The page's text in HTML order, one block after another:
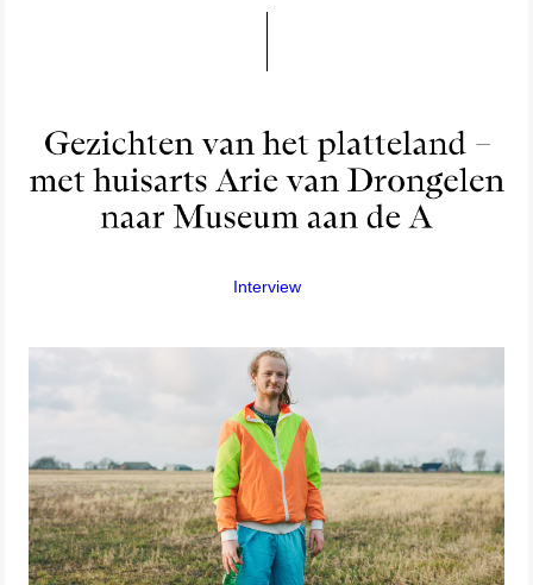
Interview